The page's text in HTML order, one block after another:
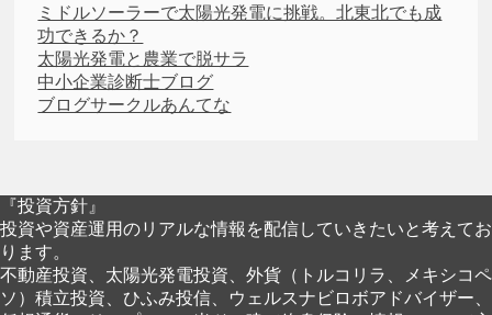
ミドルソーラーで太陽光発電に挑戦。北東北でも成
功できるか？
太陽光発電と農業で脱サラ
中小企業診断士ブログ
ブログサークルあんてな
『投資方針』
投資や資産運用のリアルな情報を配信していきたいと考えてお
ります。
不動産投資、太陽光発電投資、外貨（トルコリラ、メキシコペ
ソ）積立投資、ひふみ投信、ウェルスナビロボアドバイザー、